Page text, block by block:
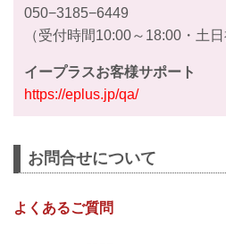
050−3185−6449
（受付時間10:00～18:00・土日
イープラスお客様サポート
https://eplus.jp/qa/
お問合せについて
よくあるご質問